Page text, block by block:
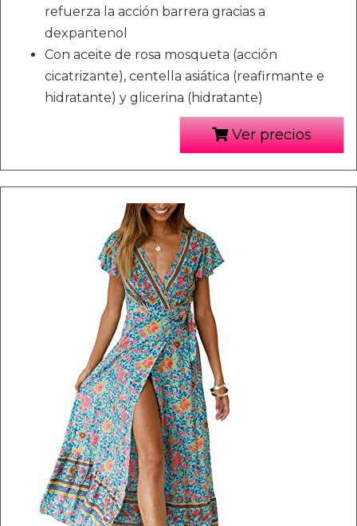
refuerza la acción barrera gracias a
dexpantenol
Con aceite de rosa mosqueta (acción
cicatrizante), centella asiática (reafirmante e
hidratante) y glicerina (hidratante)
Ver precios